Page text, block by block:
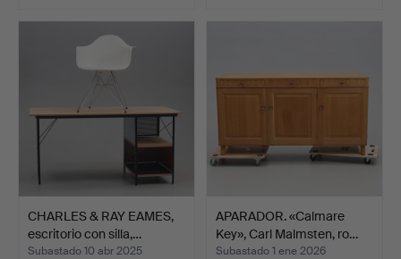
CHARLES & RAY EAMES,
escritorio con silla,…
Subastado 10 abr 2025
APARADOR. «Calmare
Key», Carl Malmsten, ro…
Subastado 1 ene 2026